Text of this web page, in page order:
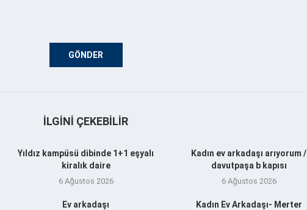
İLGINI ÇEKEBILIR
Yıldız kampüsü dibinde 1+1 eşyalı
kiralık daire
6 Ağustos 2026
Kadın ev arkadaşı arıyorum /
davutpaşa b kapısı
6 Ağustos 2026
Ev arkadaşı Kadın Ev Arkadaşı- Merter